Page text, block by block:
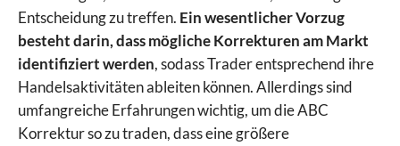
Entscheidung zu treffen. Ein wesentlicher Vorzug
besteht darin, dass mögliche Korrekturen am Markt
identifiziert werden, sodass Trader entsprechend ihre
Handelsaktivitäten ableiten können. Allerdings sind
umfangreiche Erfahrungen wichtig, um die ABC
Korrektur so zu traden, dass eine größere